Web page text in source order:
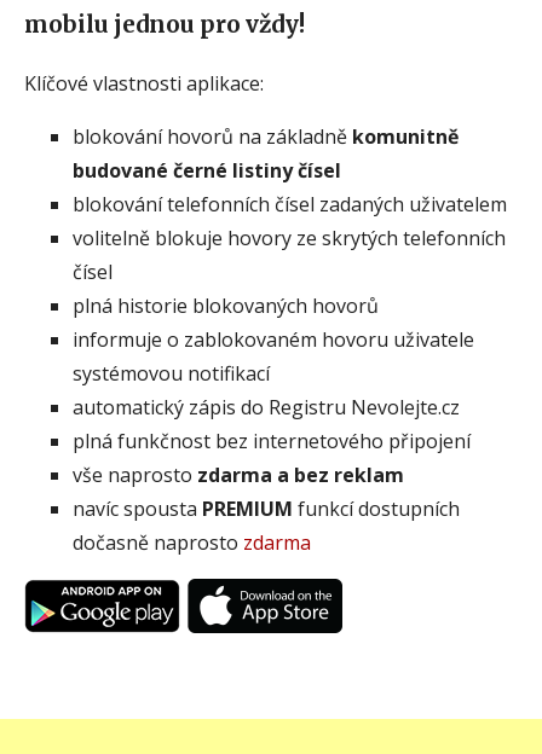
mobilu jednou pro vždy!
Klíčové vlastnosti aplikace:
blokování hovorů na základně komunitně
budované černé listiny čísel
blokování telefonních čísel zadaných uživatelem
volitelně blokuje hovory ze skrytých telefonních
čísel
plná historie blokovaných hovorů
informuje o zablokovaném hovoru uživatele
systémovou notifikací
automatický zápis do Registru Nevolejte.cz
plná funkčnost bez internetového připojení
vše naprosto zdarma a bez reklam
navíc spousta PREMIUM funkcí dostupních
dočasně naprosto zdarma